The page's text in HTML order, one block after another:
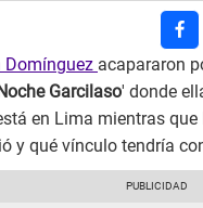
Domínguez acapararon
Garcilaso' donde
en Lima mientras
y qué vínculo tendría